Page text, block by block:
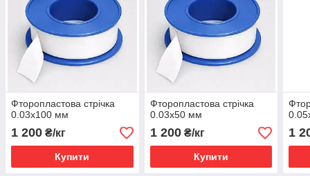
Фторопластова стрічка
0.03х100 мм
1 200 ₴/кг
Купити
Фторопластова стрічка
0.03х50 мм
1 200₴/кг
Купити
1